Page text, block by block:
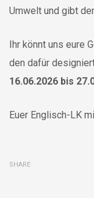
Umwelt und gibt
Ihr könnt uns eure
den dafür
16.06.2026 bis
Euer Englisch-LK
SHARE